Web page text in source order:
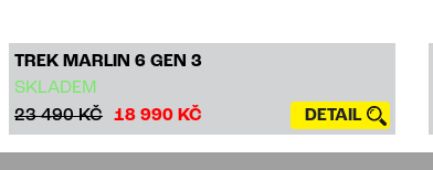
TREK MARLIN 6 GEN 3
SKLADEM
23 490 KČ
18 990 KČ DETAIL